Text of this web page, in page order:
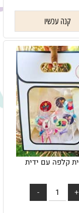
קנה עכשיו
קלפה עם ידית